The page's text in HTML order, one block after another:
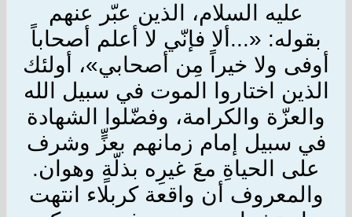
عليه السلام، الذين عبّر عنهم
بقوله: «...ألا فإنّي لا أعلم أصحاباً
أوفى ولا خيراً مِن أصحابي»، أولئك
الذين اختاروا الموت في سبيل الله
والعزّة والكرامة، وفضّلوا الشهادة
في سبيل إمام زمانهم بعزٍّ وشرف
على الحياةِ معَ غيرِه بذلّةٍ وهوان.
والمعروف أن واقعة كربلاء انتهت